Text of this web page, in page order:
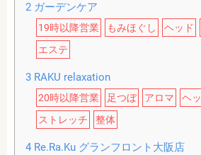
2ガーデンケア
19時以降営業 もみほぐし ヘッド
エステ
3RAKU relaxation
20時以降営業 足つぼ アロマ ヘ
ストレッチ
整体
4Re.Ra.Ku グランフロント大阪店